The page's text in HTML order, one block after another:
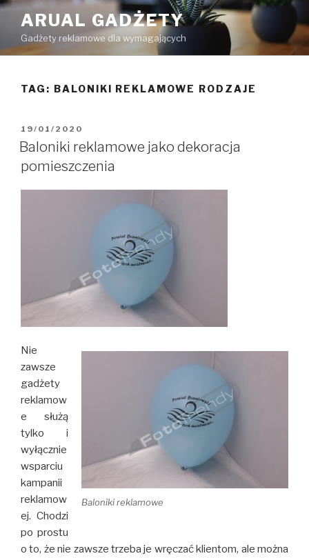
Przejdź
treści
ARUAL GADŻETY
Gadżety reklamowe dla wymagających
TAG: BALONIKI REKLAMOWE RODZAJE
OPUBLIKOWANE
W
19/01/2020
Baloniki reklamowe jako dekoracja
pomieszczenia
Baloniki reklamowe
Nie
zawsze
gadżety
reklamow
e służą
tylko i
wyłącznie
wsparciu
kampanii
reklamow
ej. Chodzi
po prostu
o to, że nie zawsze trzeba je wręczać klientom, ale można